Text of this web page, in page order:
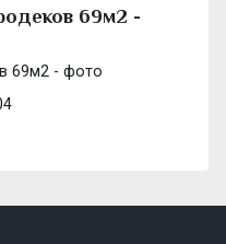
69м2 -
69м2 - фото